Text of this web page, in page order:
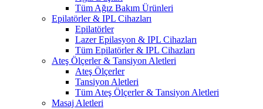
Tüm Ağız Bakım Ürünleri
Epilatörler & IPL Cihazları
Epilatörler
Lazer Epilasyon & IPL Cihazları
Tüm Epilatörler & IPL Cihazları
Ateş Ölçerler & Tansiyon Aletleri
Ateş Ölçerler
Tansiyon Aletleri
Tüm Ateş Ölçerler & Tansiyon Aletleri
Masaj Aletleri